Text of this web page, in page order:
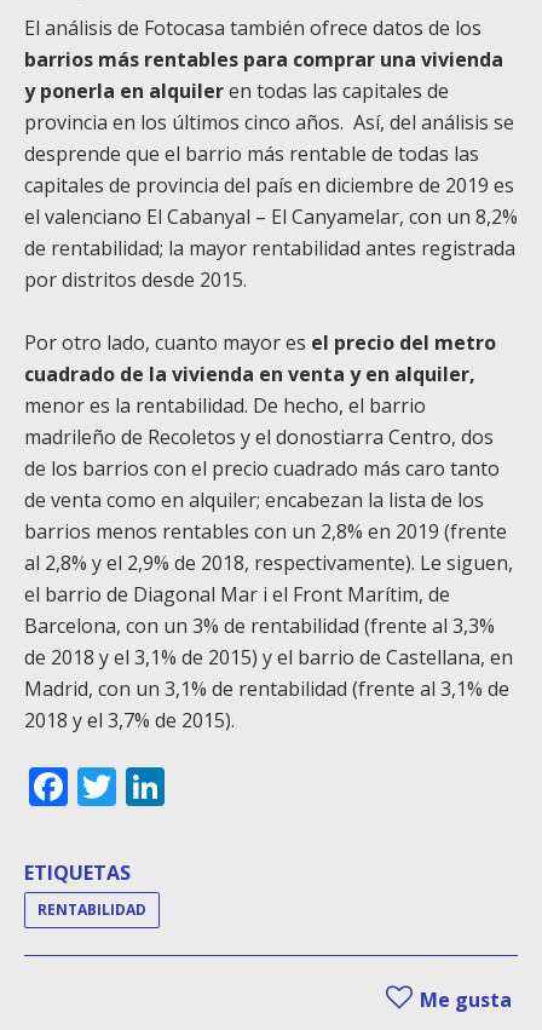
El análisis de Fotocasa también ofrece datos de los
barrios más rentables para comprar una vivienda
y ponerla en alquileren todas las capitales de
provincia en los últimos cinco años. Así, del análisis se
desprende que el barrio más rentable de todas las
capitales de provincia del país en diciembre de 2019 es
el valenciano El Cabanyal – El Canyamelar, con un 8,2%
de rentabilidad; la mayor rentabilidad antes registrada
por distritos desde 2015.
Por otro lado, cuanto mayor es el precio del metro
cuadrado de la vivienda en venta y en alquiler,
menor es la rentabilidad. De hecho, el barrio
madrileño de Recoletos y el donostiarra Centro, dos
de los barrios con el precio cuadrado más caro tanto
de venta como en alquiler; encabezan la lista de los
barrios menos rentables con un 2,8% en 2019 (frente
al 2,8% y el 2,9% de 2018, respectivamente). Le siguen,
el barrio de Diagonal Mar i el Front Marítim, de
Barcelona, con un 3% de rentabilidad (frente al 3,3%
de 2018 y el 3,1% de 2015) y el barrio de Castellana, en
Madrid, con un 3,1% de rentabilidad (frente al 3,1% de
2018 y el 3,7% de 2015).
Facebook
Twitter
ETIQUETAS
RENTABILIDAD
Me gusta